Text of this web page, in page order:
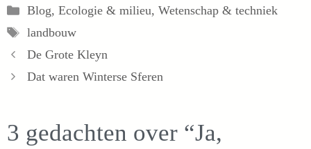
Categorieën
Blog, Ecologie & milieu, Wetenschap & techniek
Tags
landbouw
De Grote Kleyn
Dat waren Winterse Sferen
3 gedachten over “Ja,